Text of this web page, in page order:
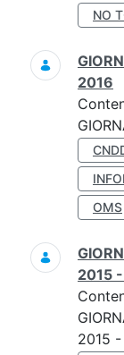
NO
2016
OMS
2015
2015 -